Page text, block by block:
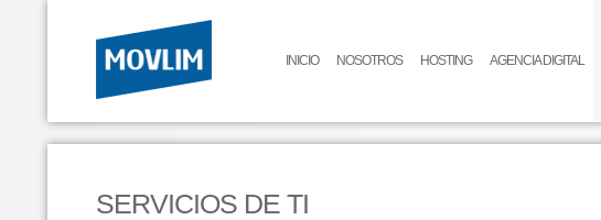
INICIO NOSOTROS HOSTING AGENCIA DIGITAL
SERVICIOS DE TI